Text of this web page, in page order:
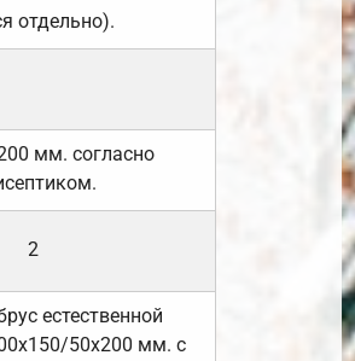
отдельно).
мм. согласно
2
естественной
50х200 мм. с